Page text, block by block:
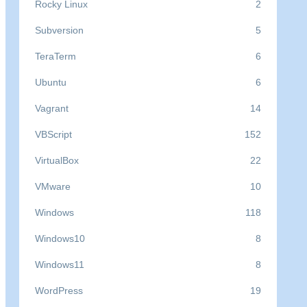
Rocky Linux 2
Subversion 5
TeraTerm 6
Ubuntu 6
Vagrant 14
VBScript 152
VirtualBox 22
VMware 10
Windows 118
Windows10 8
Windows11 8
WordPress 19